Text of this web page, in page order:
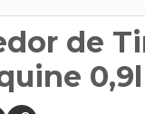
de
0,9l